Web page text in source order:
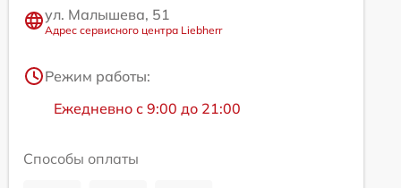
ул. Малышева, 51
Адрес сервисного центра Liebherr
Режим работы:
Ежедневно с 9:00 до 21:00
Способы оплаты